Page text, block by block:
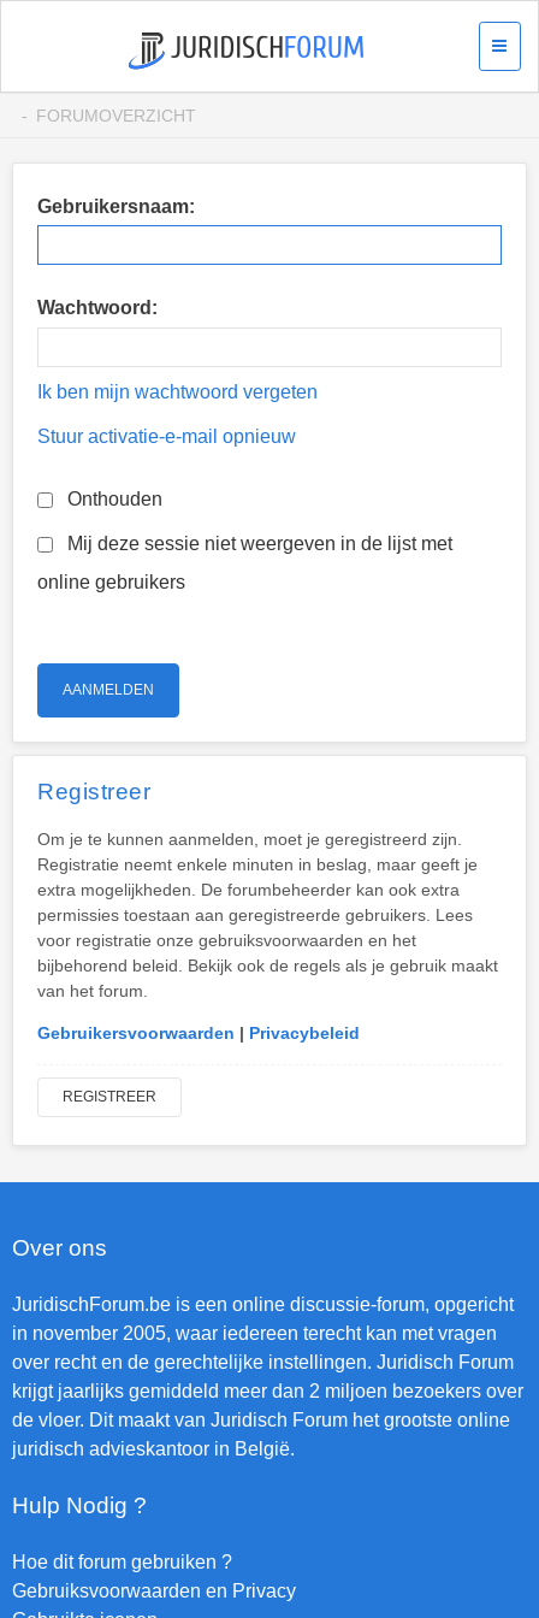
FORUMOVERZICHT
Gebruikersnaam:
Wachtwoord:
Ik ben mijn wachtwoord vergeten
Stuur activatie-e-mail opnieuw
Onthouden
Mij deze sessie niet weergeven in de lijst met
online gebruikers
Registreer
Om je te kunnen aanmelden, moet je geregistreerd zijn.
Registratie neemt enkele minuten in beslag, maar geeft je
extra mogelijkheden. De forumbeheerder kan ook extra
permissies toestaan aan geregistreerde gebruikers. Lees
voor registratie onze gebruiksvoorwaarden en het
bijbehorend beleid. Bekijk ook de regels als je gebruik maakt
van het forum.
Gebruikersvoorwaarden | Privacybeleid
REGISTREER
Over ons
JuridischForum.be is een online discussie-forum, opgericht
in november 2005, waar iedereen terecht kan met vragen
over recht en de gerechtelijke instellingen. Juridisch Forum
krijgt jaarlijks gemiddeld meer dan 2 miljoen bezoekers over
de vloer. Dit maakt van Juridisch Forum het grootste online
juridisch advieskantoor in België.
Hulp Nodig ?
Hoe dit forum gebruiken ?
Gebruiksvoorwaarden en Privacy